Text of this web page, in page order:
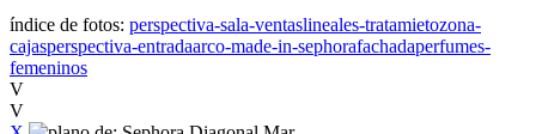
índice de fotos: perspectiva-sala-ventaslineales-tratamietozona-
cajasperspectiva-entradaarco-made-in-sephorafachadaperfumes-
femeninos
V
V